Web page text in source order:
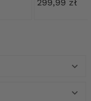
299,99 zł

